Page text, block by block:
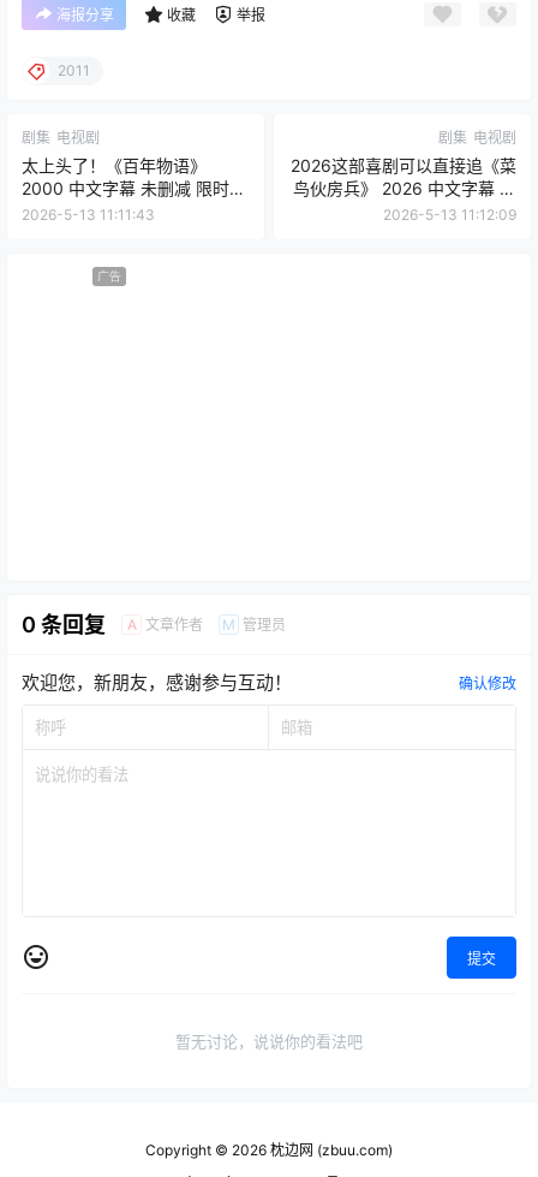
海报分享 收藏 举报
2011
剧集 电视剧
太上头了！《百年物语》
2000 中文字幕 未删减 限时转
存
2026-5-13 11:11:43
剧集 电视剧
2026这部喜剧可以直接追《菜
鸟伙房兵》 2026 中文字幕 未
删减 限时转存
2026-5-13 11:12:09
广告
0 条回复 A 文章作者 M 管理员
欢迎您，新朋友，感谢参与互动！ 确认修改
提交
暂无讨论，说说你的看法吧
Copyright © 2026 枕边网 (zbuu.com)